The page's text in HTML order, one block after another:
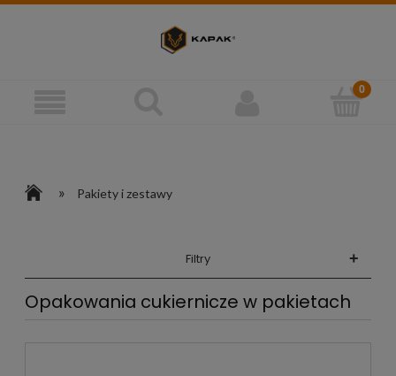
» Pakiety i zestawy
Filtry +
Opakowania cukiernicze w pakietach